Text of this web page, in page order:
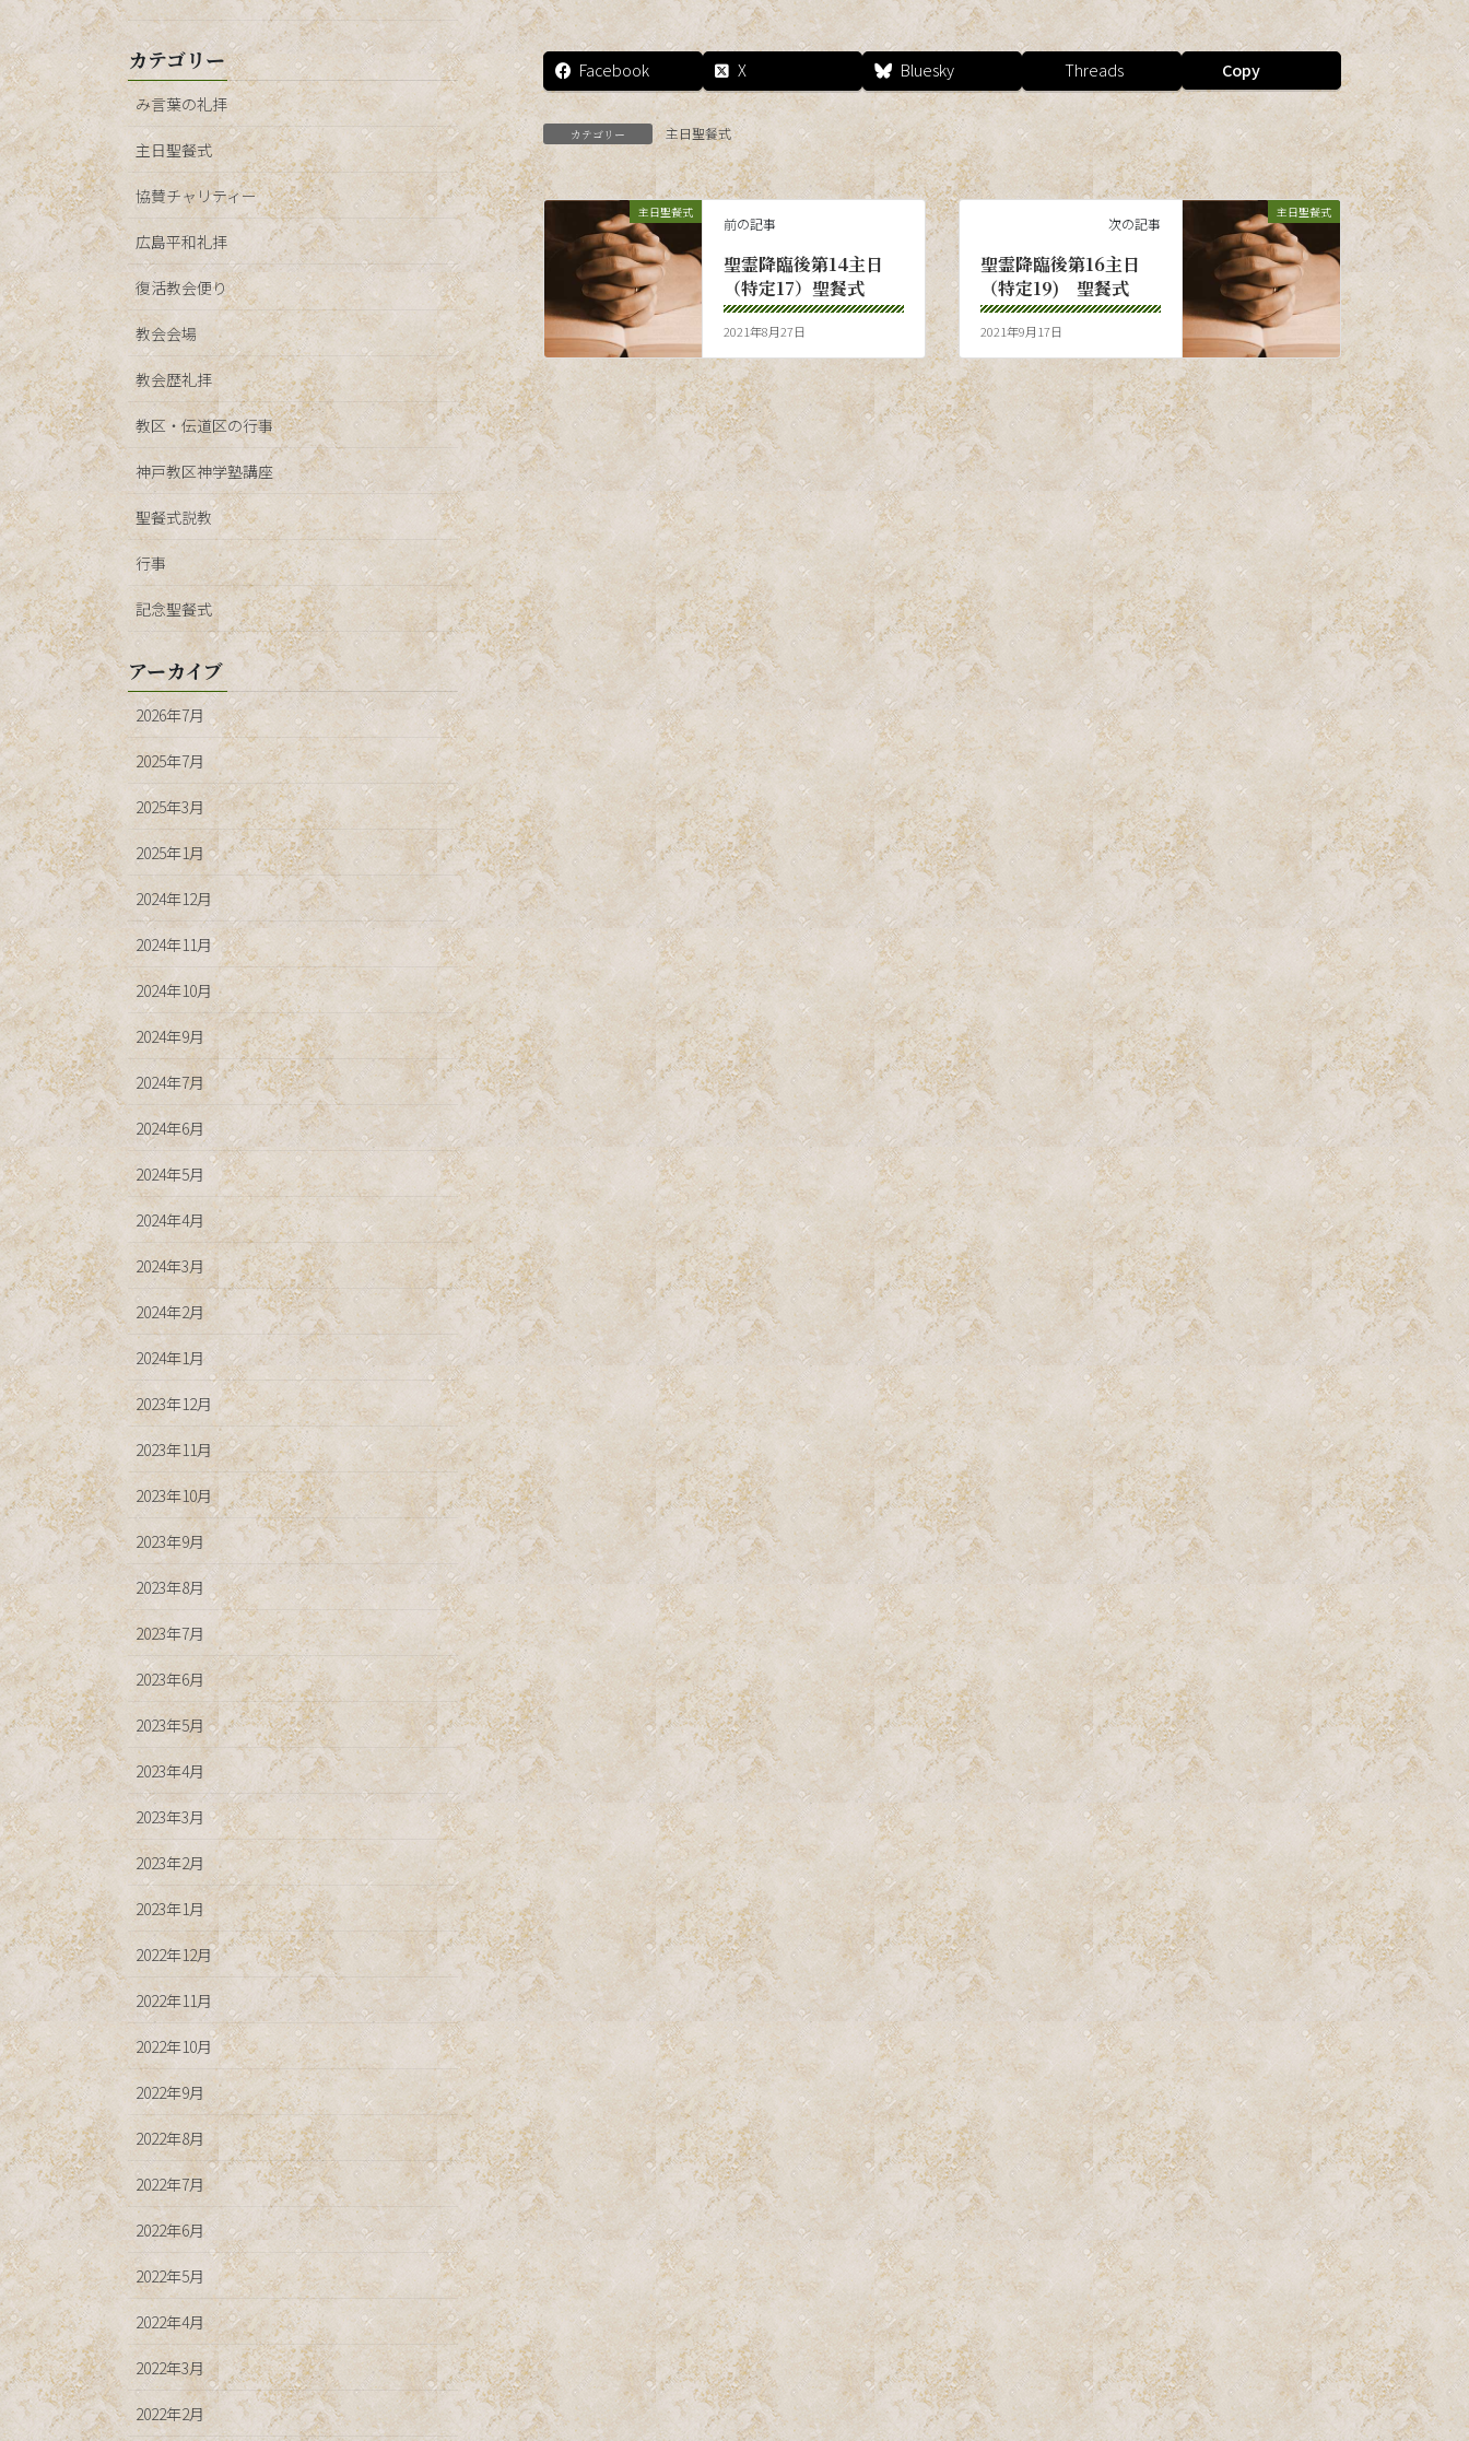
Facebook X Bluesky Threads Copy
カテゴリー 主日聖餐式
主日聖餐式
前の記事
聖霊降臨後第14主日
（特定17）聖餐式
2021年8月27日
主日聖餐式
次の記事
聖霊降臨後第16主日
（特定19) 聖餐式
2021年9月17日
カテゴリー
み言葉の礼拝
主日聖餐式
協賛チャリティー
広島平和礼拝
復活教会便り
教会会場
教会歴礼拝
教区・伝道区の行事
神戸教区神学塾講座
聖餐式説教
行事
記念聖餐式
アーカイブ
2026年7月
2025年7月
2025年3月
2025年1月
2024年12月
2024年11月
2024年10月
2024年9月
2024年7月
2024年6月
2024年5月
2024年4月
2024年3月
2024年2月
2024年1月
2023年12月
2023年11月
2023年10月
2023年9月
2023年8月
2023年7月
2023年6月
2023年5月
2023年4月
2023年3月
2023年2月
2023年1月
2022年12月
2022年11月
2022年10月
2022年9月
2022年8月
2022年7月
2022年6月
2022年5月
2022年4月
2022年3月
2022年2月